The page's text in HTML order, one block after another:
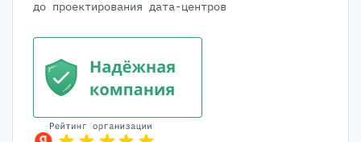
до проектирования дата-центров